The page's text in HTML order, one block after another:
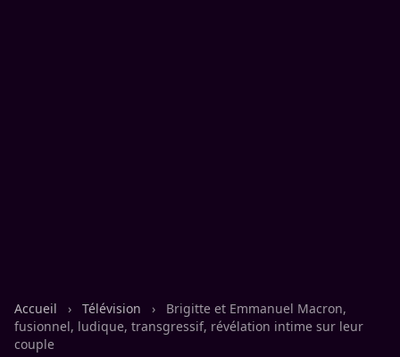
Accueil › Télévision ›
Brigitte et Emmanuel Macron,
fusionnel, ludique, transgressif, révélation intime sur leur
couple